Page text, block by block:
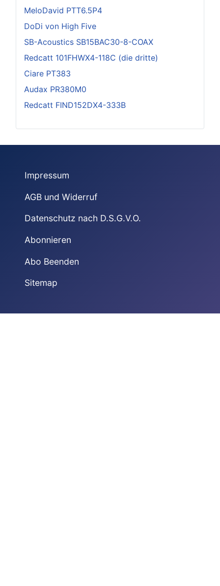
MeloDavid PTT6.5P4
DoDi von High Five
SB-Acoustics SB15BAC30-8-COAX
Redcatt 101FHWX4-118C (die dritte)
Ciare PT383
Audax PR380M0
Redcatt FIND152DX4-333B
Impressum
AGB und Widerruf
Datenschutz nach D.S.G.V.O.
Abonnieren
Abo Beenden
Sitemap